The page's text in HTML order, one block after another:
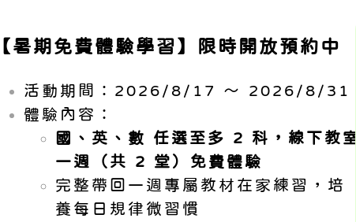
【暑期免費體驗學習】限時開放預約中
活動期間：2026/8/17 ～ 2026/8/31
體驗內容：
國、英、數 任選至多 2 科，線下教室
一週（共 2 堂）免費體驗
完整帶回一週專屬教材在家練習，培
養每日規律微習慣